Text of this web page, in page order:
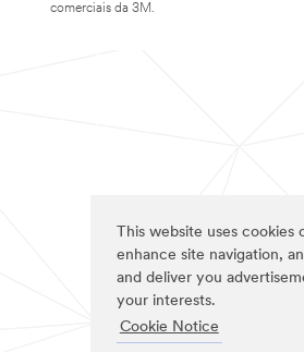
This website uses
enhance site navigation,
and deliver you
your interests.
Cookie Notice
comerciais da 3M.